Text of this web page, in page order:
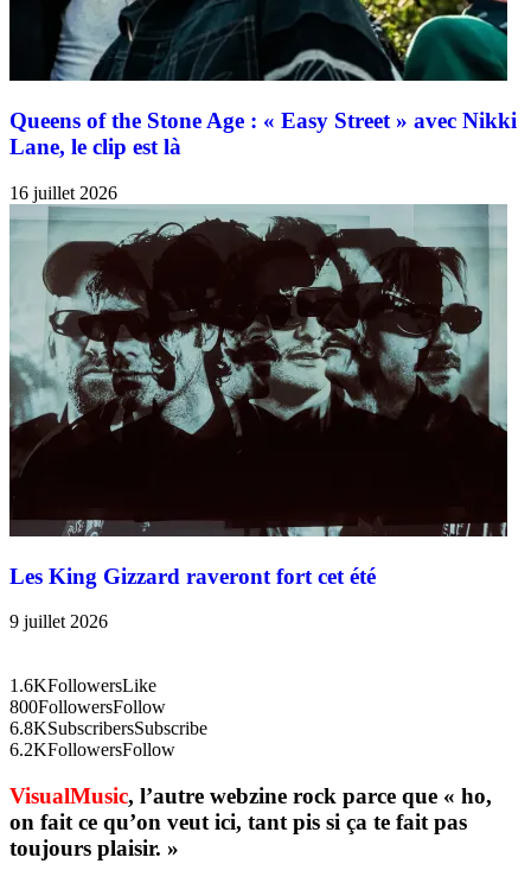
Queens of the Stone Age : « Easy Street » avec Nikki
Lane, le clip est là
16 juillet 2026
Les King Gizzard raveront fort cet été
9 juillet 2026
1.6KFollowersLike
800FollowersFollow
6.8KSubscribersSubscribe
6.2KFollowersFollow
VisualMusic, l’autre webzine rock parce que « ho,
on fait ce qu’on veut ici, tant pis si ça te fait pas
toujours plaisir. »